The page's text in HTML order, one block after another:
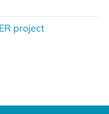
project